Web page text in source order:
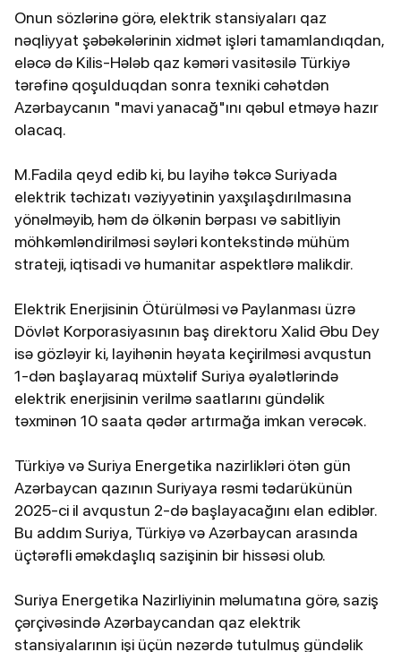
Onun sözlərinə görə, elektrik stansiyaları qaz
nəqliyyat şəbəkələrinin xidmət işləri tamamlandıqdan,
eləcə də Kilis-Hələb qaz kəməri vasitəsilə Türkiyə
tərəfinə qoşulduqdan sonra texniki cəhətdən
Azərbaycanın "mavi yanacağ"ını qəbul etməyə hazır
olacaq.
M.Fadila qeyd edib ki, bu layihə təkcə Suriyada
elektrik təchizatı vəziyyətinin yaxşılaşdırılmasına
yönəlməyib, həm də ölkənin bərpası və sabitliyin
möhkəmləndirilməsi səyləri kontekstində mühüm
strateji, iqtisadi və humanitar aspektlərə malikdir.
Elektrik Enerjisinin Ötürülməsi və Paylanması üzrə
Dövlət Korporasiyasının baş direktoru Xalid Əbu Dey
isə gözləyir ki, layihənin həyata keçirilməsi avqustun
1-dən başlayaraq müxtəlif Suriya əyalətlərində
elektrik enerjisinin verilmə saatlarını gündəlik
təxminən 10 saata qədər artırmağa imkan verəcək.
Türkiyə və Suriya Energetika nazirlikləri ötən gün
Azərbaycan qazının Suriyaya rəsmi tədarükünün
2025-ci il avqustun 2-də başlayacağını elan ediblər.
Bu addım Suriya, Türkiyə və Azərbaycan arasında
üçtərəfli əməkdaşlıq sazişinin bir hissəsi olub.
Suriya Energetika Nazirliyinin məlumatına görə, saziş
çərçivəsində Azərbaycandan qaz elektrik
stansiyalarının işi üçün nəzərdə tutulmuş gündəlik